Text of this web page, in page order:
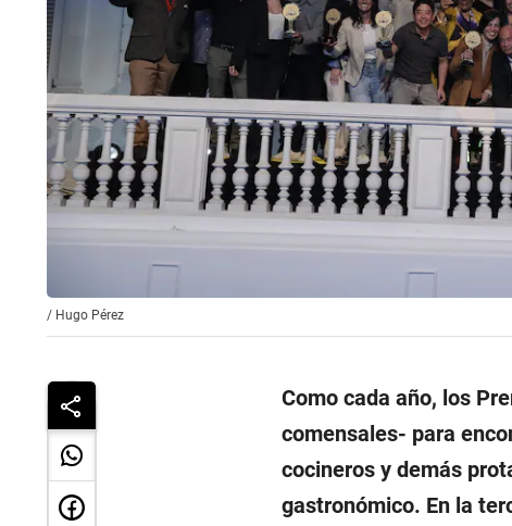
/ Hugo Pérez
Como cada año, los
comensales- para
cocineros y demás
gastronómico. En la